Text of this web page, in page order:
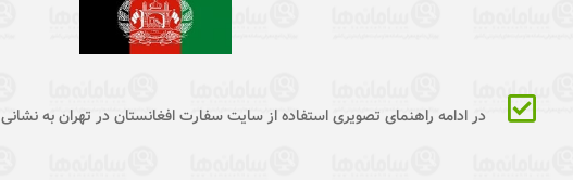
در ادامه راهنمای تصویری استفاده از سایت سفارت افغانستان در تهران به نشانی